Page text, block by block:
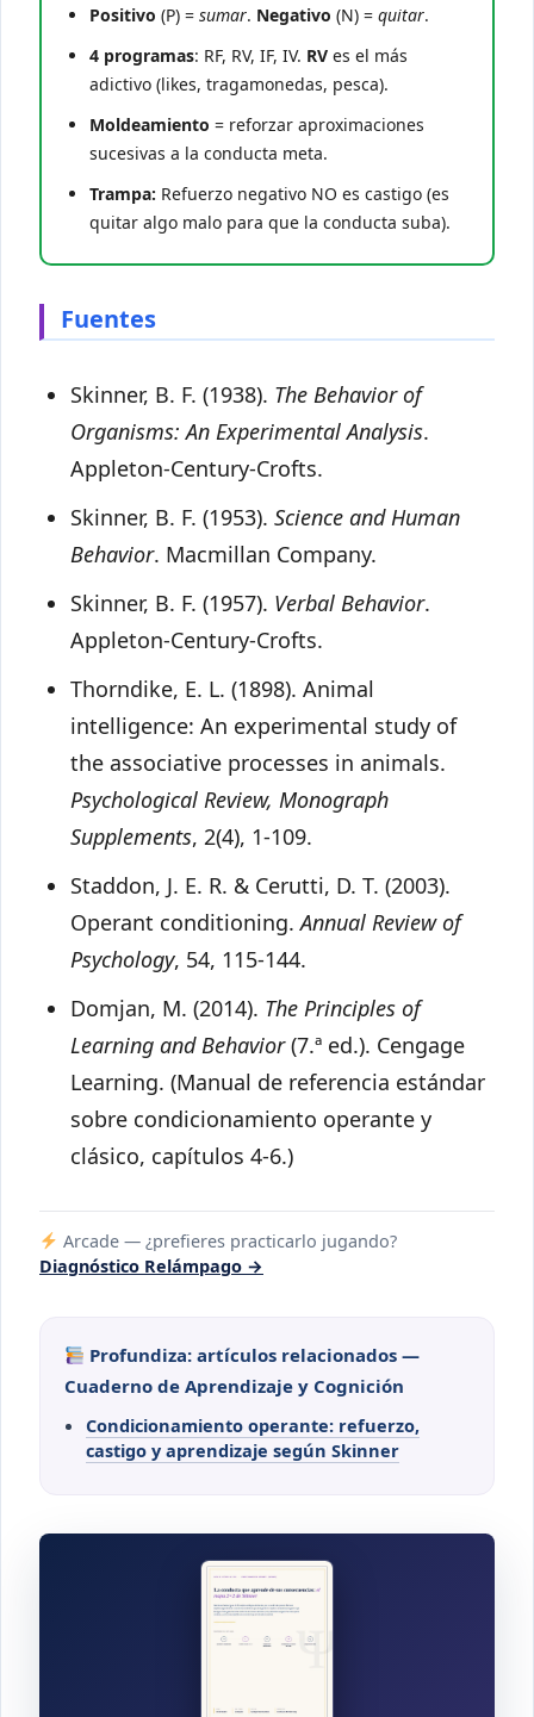
Positivo (P) = sumar. Negativo (N) = quitar.
4 programas: RF, RV, IF, IV. RV es el más
adictivo (likes, tragamonedas, pesca).
Moldeamiento = reforzar aproximaciones
sucesivas a la conducta meta.
Trampa: Refuerzo negativo NO es castigo (es
quitar algo malo para que la conducta suba).
Fuentes
Skinner, B. F. (1938). The Behavior of
Organisms: An Experimental Analysis.
Appleton-Century-Crofts.
Skinner, B. F. (1953). Science and Human
Behavior. Macmillan Company.
Skinner, B. F. (1957). Verbal Behavior.
Appleton-Century-Crofts.
Thorndike, E. L. (1898). Animal
intelligence: An experimental study of
the associative processes in animals.
Psychological Review, Monograph
Supplements, 2(4), 1-109.
Staddon, J. E. R. & Cerutti, D. T. (2003).
Operant conditioning.Annual Review of
Psychology, 54, 115-144.
Domjan, M. (2014). The Principles of
Learning and Behavior(7.ª ed.). Cengage
Learning. (Manual de referencia estándar
sobre condicionamiento operante y
clásico, capítulos 4-6.)
Arcade — ¿prefieres practicarlo jugando?
Diagnóstico Relámpago →
Profundiza: artículos relacionados —
Cuaderno de Aprendizaje y Cognición
Condicionamiento operante: refuerzo,
castigo y aprendizaje según Skinner